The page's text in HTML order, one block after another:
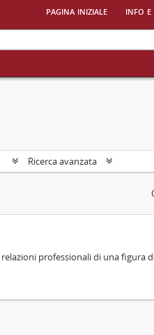
pagina iniziale info
Ricerca avanzata
professionali di una figura